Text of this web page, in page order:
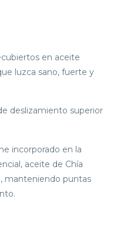
en aceite
luzca sano, fuerte y
deslizamiento superior
incorporado en la
aceite de Chía
manteniendo puntas